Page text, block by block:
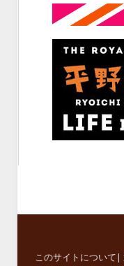
このサイトについて|